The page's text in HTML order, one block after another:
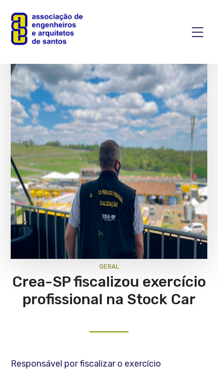
GERAL
Crea-SP fiscalizou exercício
profissional na Stock Car
Responsável por fiscalizar o exercício